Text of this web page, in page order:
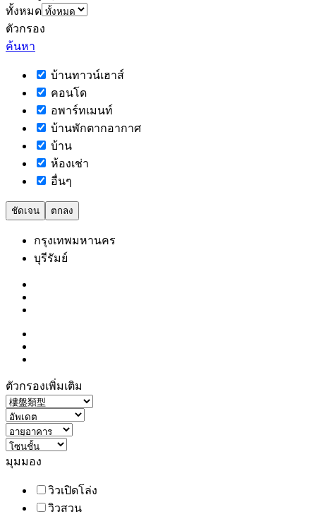
ทั้งหมด
ตัวกรอง
ค้นหา
บ้านทาวน์เฮาส์
คอนโด
อพาร์ทเมนท์
บ้านพักตากอากาศ
บ้าน
ห้องเช่า
อื่นๆ
ชัดเจน ตกลง
กรุงเทพมหานคร
บุรีรัมย์
ตัวกรองเพิ่มเติม
มุมมอง
วิวเปิดโล่ง
วิวสวน